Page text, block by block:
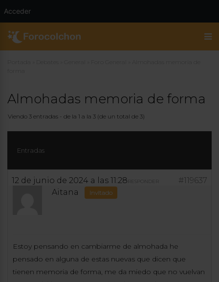
Almohadas memoria de forma
Viendo 3 entradas - de la 1 a la 3 (de un total de 3)
Entradas
12 de junio de 2024 a las 11:28 #119637
RESPONDER
Aitana Invitado
Estoy pensando en cambiarme de almohada he
pensado en alguna de estas nuevas que dicen que
tienen memoria de forma, me da miedo que no vuelvan
Acceder